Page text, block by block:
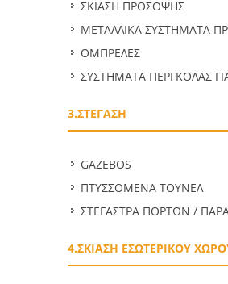
ΣΚΙΑΣΗ ΠΡΟΣΟΨΗΣ
ΜΕΤΑΛΛΙΚΑ ΣΥΣΤΗΜΑΤΑ
ΟΜΠΡΕΛΕΣ
ΣΥΣΤΗΜΑΤΑ ΠΕΡΓΚΟΛΑΣ
3.ΣΤΕΓΑΣΗ
GAZEBOS
ΠΤΥΣΣΟΜΕΝΑ ΤΟΥΝΕΛ
ΣΤΕΓΑΣΤΡΑ ΠΟΡΤΩΝ /
4.ΣΚΙΑΣΗ ΕΣΩΤΕΡΙΚΟΥ